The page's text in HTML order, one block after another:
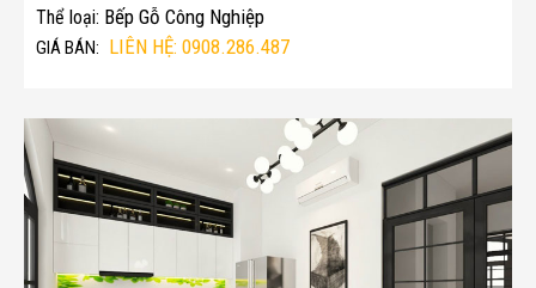
Thể loại: Bếp Gỗ Công Nghiệp
GIÁ BÁN: LIÊN HỆ: 0908.286.487